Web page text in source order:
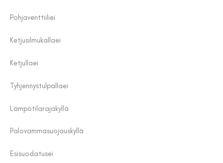
Pohjaventtiiliei
Ketjusilmukallaei
Ketjullaei
Tyhjennystulpallaei
Lämpötilarajakyllä
Palovammasuojauskyllä
Esisuodatusei